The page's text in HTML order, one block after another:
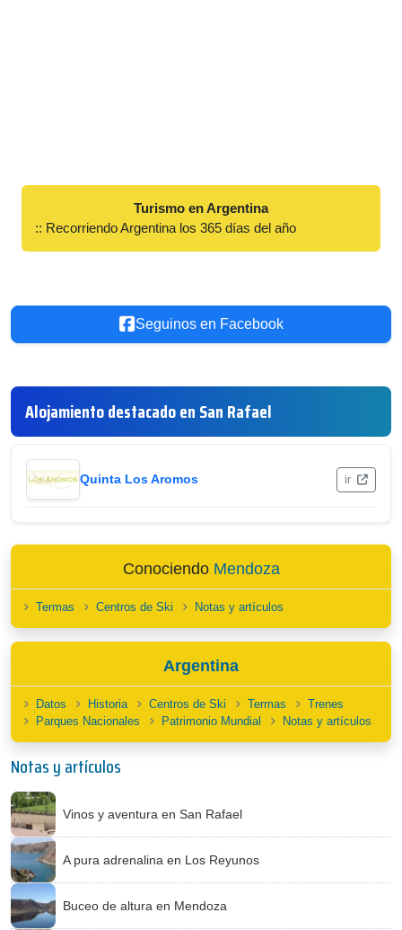
Turismo en Argentina
:: Recorriendo Argentina los 365 días del año
Seguinos en Facebook
Alojamiento destacado en San Rafael
Quinta Los Aromos ir
Conociendo Mendoza
Termas Centros de Ski Notas y artículos
Argentina
Datos Historia Centros de Ski Termas
Trenes
Parques Nacionales
Patrimonio Mundial Notas y artículos
Notas y artículos
Vinos y aventura en San Rafael
A pura adrenalina en Los Reyunos
Buceo de altura en Mendoza